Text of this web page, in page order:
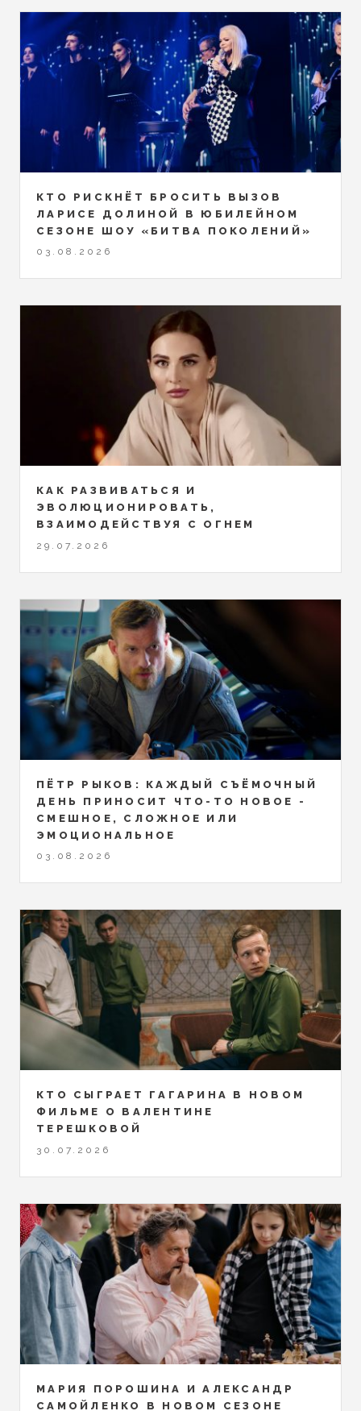
КТО РИСКНЁТ БРОСИТЬ ВЫЗОВ
ЛАРИСЕ ДОЛИНОЙ В ЮБИЛЕЙНОМ
СЕЗОНЕ ШОУ «БИТВА ПОКОЛЕНИЙ»
03.08.2026
КАК РАЗВИВАТЬСЯ И
ЭВОЛЮЦИОНИРОВАТЬ,
ВЗАИМОДЕЙСТВУЯ С ОГНЕМ
29.07.2026
ПЁТР РЫКОВ: КАЖДЫЙ СЪЁМОЧНЫЙ
ДЕНЬ ПРИНОСИТ ЧТО-ТО НОВОЕ -
СМЕШНОЕ, СЛОЖНОЕ ИЛИ
ЭМОЦИОНАЛЬНОЕ
03.08.2026
КТО СЫГРАЕТ ГАГАРИНА В НОВОМ
ФИЛЬМЕ О ВАЛЕНТИНЕ
ТЕРЕШКОВОЙ
30.07.2026
МАРИЯ ПОРОШИНА И АЛЕКСАНДР
САМОЙЛЕНКО В НОВОМ СЕЗОНЕ